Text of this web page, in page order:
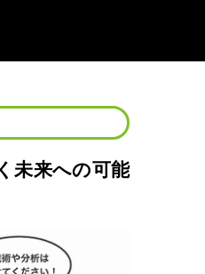
未来への可能